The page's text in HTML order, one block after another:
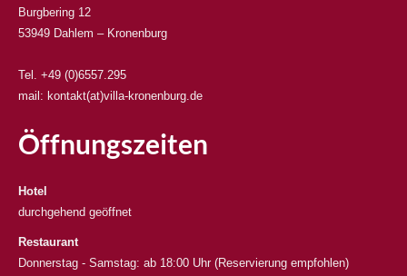
Burgbering 12
53949 Dahlem – Kronenburg
Tel. +49 (0)6557.295
mail: kontakt(at)villa-kronenburg.de
Öffnungszeiten
Hotel
durchgehend geöffnet
Restaurant
Donnerstag - Samstag: ab 18:00 Uhr (Reservierung empfohlen)